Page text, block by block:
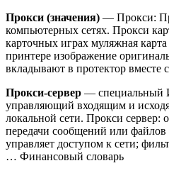
Прокси (значения) — Прокси:
компьютерных сетях. Прокси
карточных играх муляжная
принтере изображение
вкладывают в протектор
Прокси-сервер — специальный
управляющий входящим и
локальной сети. Прокси сервер:
передачи сообщений или файлов
управляет доступом к сети;
… Финансовый словарь